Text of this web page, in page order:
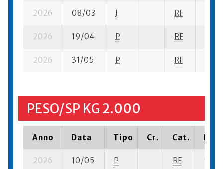
2026 08/03 I RF
2026 19/04 P RF
2026 31/05 P RF
PESO/SP KG 2.000
Anno Data Tipo Cr. Cat.
2026 10/05 P RF 9 su-